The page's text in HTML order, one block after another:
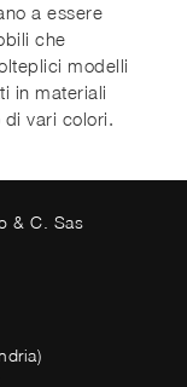
a essere
che
modelli
in materiali
vari colori.
& C. Sas